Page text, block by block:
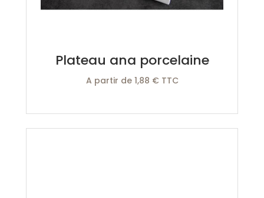
Plateau ana porcelaine
A partir de 1,88 € TTC